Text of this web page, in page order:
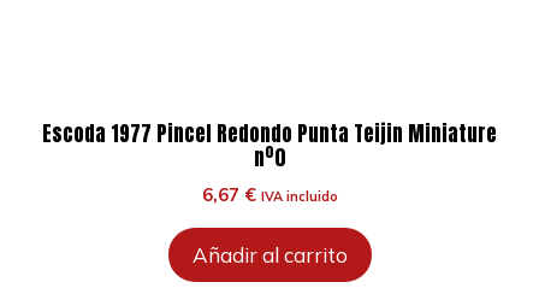
Escoda 1977 Pincel Redondo Punta Teijin Miniature
nº0
6,67 € IVA incluido
Añadir al carrito